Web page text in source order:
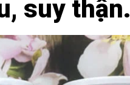
suy thận.